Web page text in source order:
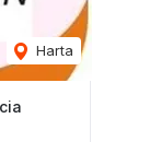
Harta